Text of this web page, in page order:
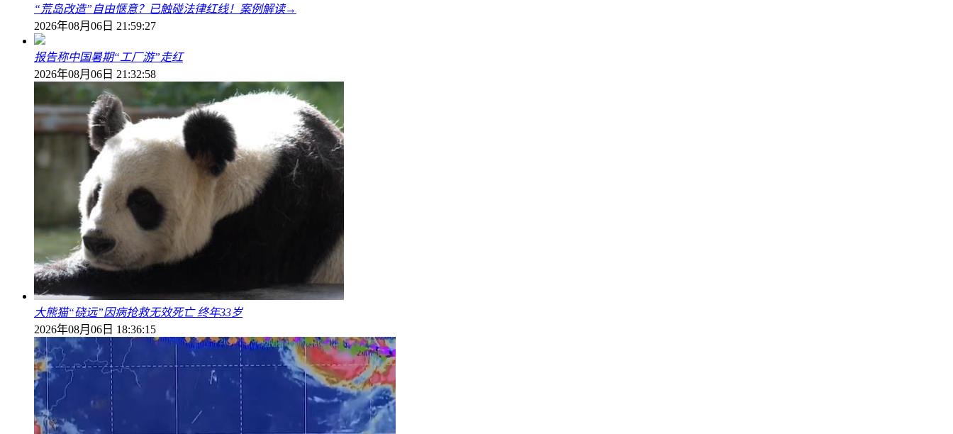
“荒岛改造”自由惬意？已触碰法律红线！案例解读→
2026年08月06日 21:59:27
报告称中国暑期“工厂游”走红
2026年08月06日 21:32:58
大熊猫“硗远”因病抢救无效死亡 终年33岁
2026年08月06日 18:36:15